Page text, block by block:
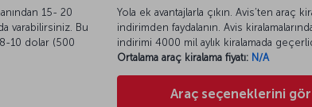
15- 20
varabilirsiniz. Bu
10 dolar (500
Yola ek avantajlarla çıkın. Avis’ten araç
indirimden faydalanın. Avis
indirimi 4000 mil aylık kiralamada
Ortalama araç kiralama fiyatı: N/A
Araç seçeneklerini gör